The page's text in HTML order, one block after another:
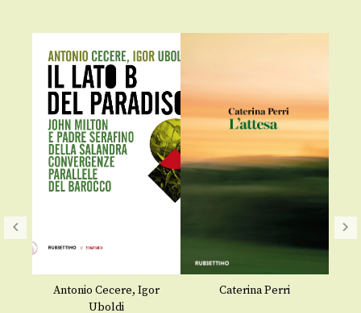
Antonio Cecere, Igor
Uboldi
Caterina Perri